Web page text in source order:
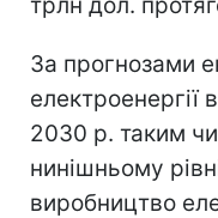
За прогнозами
електроенергії
2030 р. таким
нинішньому
виробництво